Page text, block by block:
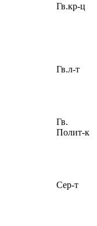
Гв.кр-ц
Гв.л-т
Гв.
Полит-к
Сер-т